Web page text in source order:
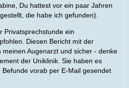
Du hattest vor ein paar Jahren
die habe ich gefunden).
Privatsprechstunde ein
Diesen Bericht mit der
meinen Augenarzt und sicher - denke
der Uniklinik. Sie haben es
vorab per E-Mail gesendet